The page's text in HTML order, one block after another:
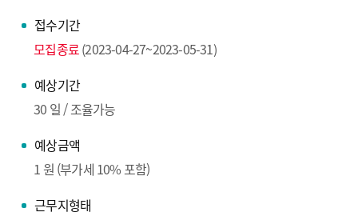
접수기간
모집종료(2023-04-27~2023-05-31)
예상기간
30 일 / 조율가능
예상금액
1 원 (부가세 10% 포함)
근무지형태